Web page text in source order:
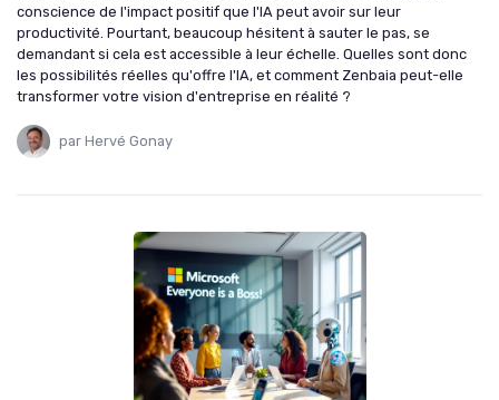
conscience de l'impact positif que l'IA peut avoir sur leur
productivité. Pourtant, beaucoup hésitent à sauter le pas, se
demandant si cela est accessible à leur échelle. Quelles sont donc
les possibilités réelles qu'offre l'IA, et comment Zenbaia peut-elle
transformer votre vision d'entreprise en réalité ?
par Hervé Gonay